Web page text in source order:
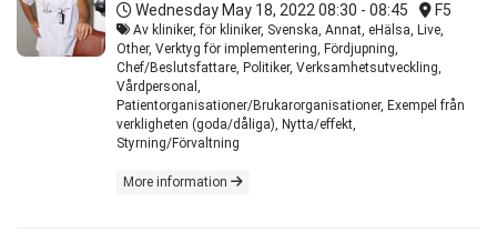
Wednesday May 18, 2022 08:30 - 08:45 F5
Av kliniker, för kliniker, Svenska, Annat, eHälsa, Live,
Other, Verktyg för implementering, Fördjupning,
Chef/Beslutsfattare, Politiker, Verksamhetsutveckling,
Vårdpersonal,
Patientorganisationer/Brukarorganisationer, Exempel från
verkligheten (goda/dåliga), Nytta/effekt,
Styrning/Förvaltning
More information